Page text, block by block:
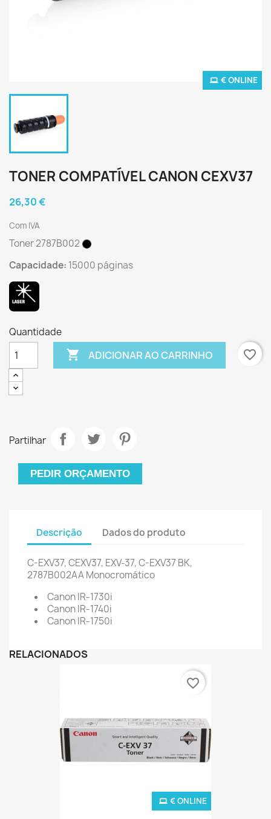
€ ONLINE
TONER COMPATÍVEL CANON CEXV37
26,30 €
Com IVA
Toner 2787B002
Capacidade: 15000 páginas
Quantidade
 ADICIONAR AO CARRINHO favorite_border
Partilhar
PEDIR ORÇAMENTO
Descrição Dados do produto
C-EXV37, CEXV37, EXV-37, C-EXV37 BK,
2787B002AA Monocromático
Canon IR-1730i
Canon IR-1740i
Canon IR-1750i
RELACIONADOS
€ ONLINE
favorite_border